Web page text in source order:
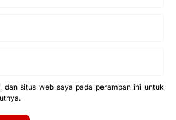
dan situs web saya pada peramban ini untuk